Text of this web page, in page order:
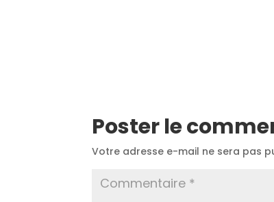
Poster le
Votre adresse e-mail ne sera pas